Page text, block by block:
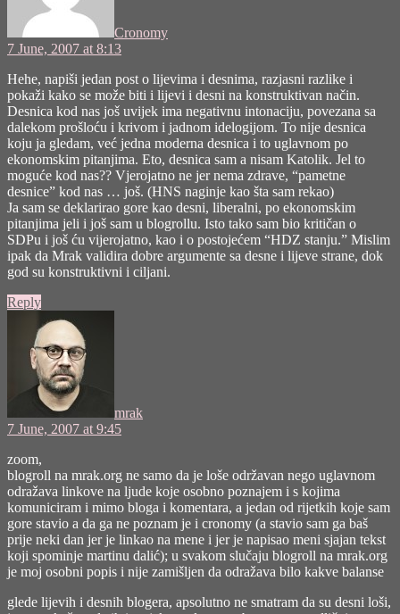
Cronomy
7 June, 2007 at 8:13
Hehe, napiši jedan post o lijevima i desnima, razjasni razlike i
pokaži kako se može biti i lijevi i desni na konstruktivan način.
Desnica kod nas još uvijek ima negativnu intonaciju, povezana sa
dalekom prošloću i krivom i jadnom idelogijom. To nije desnica
koju ja gledam, već jedna moderna desnica i to uglavnom po
ekonomskim pitanjima. Eto, desnica sam a nisam Katolik. Jel to
moguće kod nas?? Vjerojatno ne jer nema zdrave, “pametne
desnice” kod nas … još. (HNS naginje kao šta sam rekao)
Ja sam se deklarirao gore kao desni, liberalni, po ekonomskim
pitanjima jeli i još sam u blogrollu. Isto tako sam bio kritičan o
SDPu i još ću vijerojatno, kao i o postojećem “HDZ stanju.” Mislim
ipak da Mrak validira dobre argumente sa desne i lijeve strane, dok
god su konstruktivni i ciljani.
Reply
mrak
7 June, 2007 at 9:45
zoom,
blogroll na mrak.org ne samo da je loše održavan nego uglavnom
odražava linkove na ljude koje osobno poznajem i s kojima
komuniciram i mimo bloga i komentara, a jedan od rijetkih koje sam
gore stavio a da ga ne poznam je i cronomy (a stavio sam ga baš
prije neki dan jer je linkao na mene i jer je napisao meni sjajan tekst
koji spominje martinu dalić); u svakom slučaju blogroll na mrak.org
je moj osobni popis i nije zamišljen da odražava bilo kakve balanse
glede lijevih i desnih blogera, apsolutno ne smatram da su desni loši,